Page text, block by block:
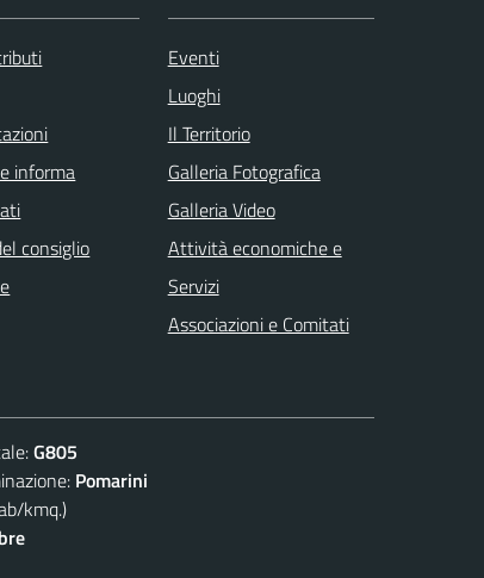
informa
consiglio
Eventi
Luoghi
Il Territorio
Galleria Fotografica
Galleria Video
Attività economiche e
Servizi
Associazioni e Comitati
G805
Pomarini
kmq.)